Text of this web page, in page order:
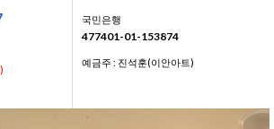
국민은행
477401-01-153874
예금주 : 진석훈(이안아트)